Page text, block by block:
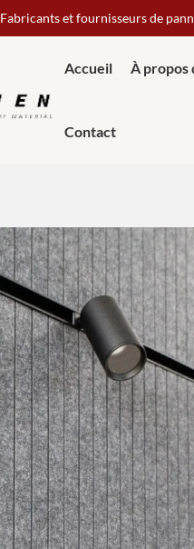
Fabricants et fournisseurs de
Accueil À propos
Contact